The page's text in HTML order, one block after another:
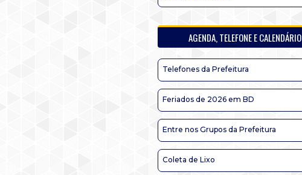
AGENDA, TELEFONE E CALENDÁRIO
Telefones da Prefeitura
Feriados de 2026 em BD
Entre nos Grupos da Prefeitura
Coleta de Lixo